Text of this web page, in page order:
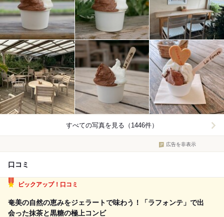
すべての写真を見る（1446件）
広告を非表示
口コミ
ピックアップ！口コミ
奄美の自然の恵みをジェラートで味わう！「ラフォンテ」で出
会った抹茶と黒糖の極上コンビ